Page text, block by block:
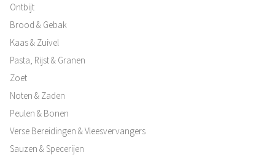
Ontbijt
Brood & Gebak
Kaas & Zuivel
Pasta, Rijst & Granen
Zoet
Noten & Zaden
Peulen & Bonen
Verse Bereidingen & Vleesvervangers
Sauzen & Specerijen